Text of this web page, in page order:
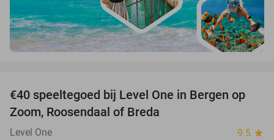
50%
€40 speeltegoed bij Level One in Bergen op
Zoom, Roosendaal of Breda
Level One 9.5 star